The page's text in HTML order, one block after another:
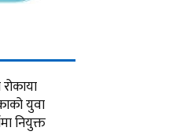
युवा
नियुक्त